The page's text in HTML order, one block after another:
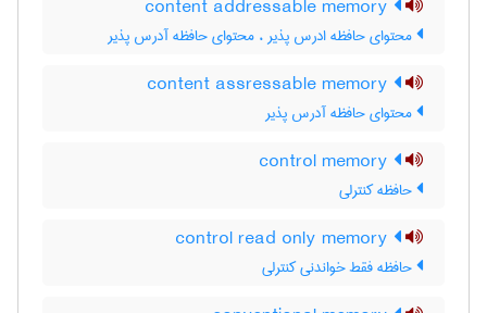
محتوای حافظه ادرس پذیر ، محتوای حافظه آدرس پذیر
محتوای حافظه آدرس پذیر
حافظه کنترلی
حافظه فقط خواندنی کنترلی